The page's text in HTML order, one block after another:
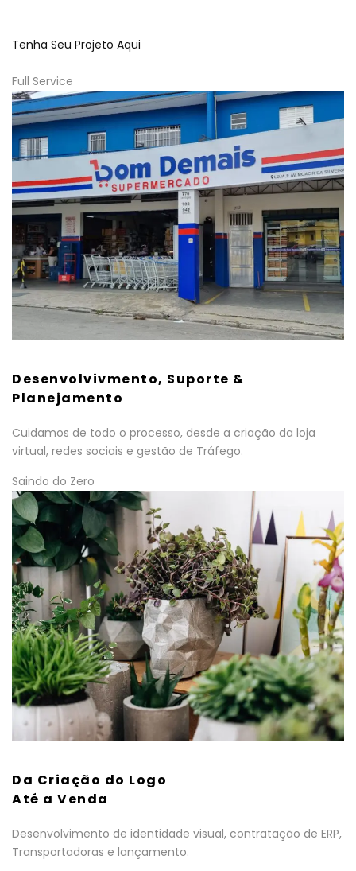
Tenha Seu Projeto Aqui
Full Service
Desenvolvivmento, Suporte &
Planejamento
Cuidamos de todo o processo, desde a criação da loja
virtual, redes sociais e gestão de Tráfego.
Saindo do Zero
Da Criação do Logo
Até a Venda
Desenvolvimento de identidade visual, contratação de ERP,
Transportadoras e lançamento.